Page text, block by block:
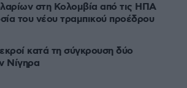
στη Κολομβία από τις ΗΠΑ
του νέου τραμπικού προέδρου
κατά τη σύγκρουση δύο
Νίγηρα